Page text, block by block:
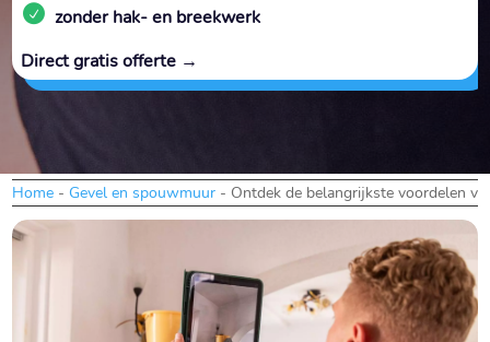
zonder hak- en breekwerk
Direct gratis offerte →
Home - Gevel en spouwmuur - Ontdek de belangrijkste voordelen